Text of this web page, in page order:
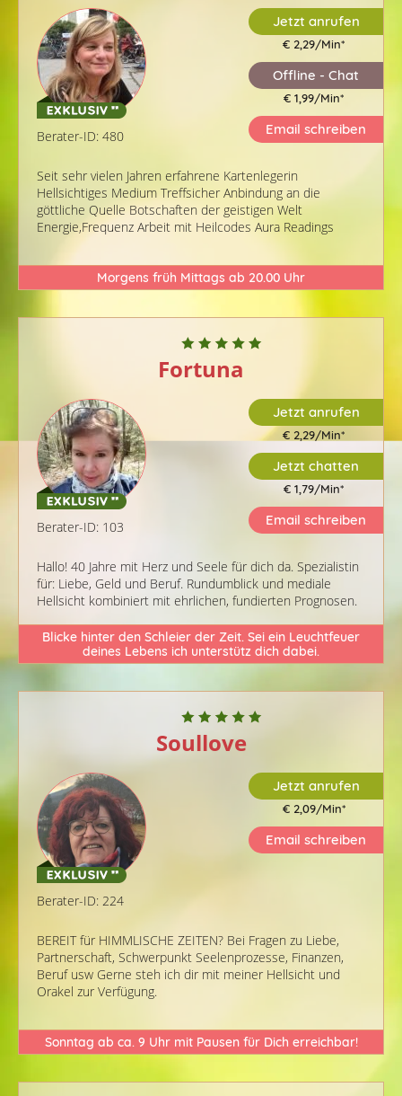
Berater-ID: 480
Seit sehr vielen Jahren erfahrene Kartenlegerin
Hellsichtiges Medium Treffsicher Anbindung an die
göttliche Quelle Botschaften der geistigen Welt
Energie,Frequenz Arbeit mit Heilcodes Aura Readings
Jetzt anrufen
€ 2,29/Min*
Offline - Chat
€ 1,99/Min*
Email schreiben
Morgens früh Mittags ab 20.00 Uhr
Fortuna
Berater-ID: 103
Hallo! 40 Jahre mit Herz und Seele für dich da. Spezialistin
für: Liebe, Geld und Beruf. Rundumblick und mediale
Hellsicht kombiniert mit ehrlichen, fundierten Prognosen.
Jetzt anrufen
€ 2,29/Min*
Jetzt chatten
€ 1,79/Min*
Email schreiben
Blicke hinter den Schleier der Zeit. Sei ein Leuchtfeuer
deines Lebens ich unterstütz dich dabei.
Soullove
Berater-ID: 224
BEREIT für HIMMLISCHE ZEITEN? Bei Fragen zu Liebe,
Partnerschaft, Schwerpunkt Seelenprozesse, Finanzen,
Beruf usw Gerne steh ich dir mit meiner Hellsicht und
Orakel zur Verfügung.
Jetzt anrufen
€ 2,09/Min*
Email schreiben
Sonntag ab ca. 9 Uhr mit Pausen für Dich erreichbar!